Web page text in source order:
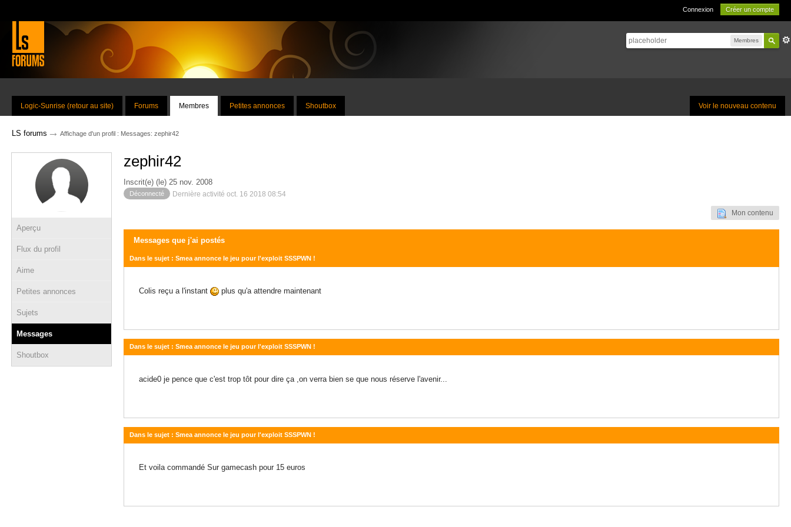
Connexion Créer un compte
Membres
Voir le nouveau contenu
Logic-Sunrise (retour au site) Forums Membres Petites annonces Shoutbox
LS forums → Affichage d'un profil : Messages: zephir42
Aperçu
Flux du profil
Aime
Petites annonces
Sujets
Messages
Shoutbox
zephir42
Inscrit(e) (le) 25 nov. 2008
Déconnecté Dernière activité oct. 16 2018 08:54
Mon contenu
Messages que j'ai postés
Dans le sujet : Smea annonce le jeu pour l'exploit SSSPWN !
Colis reçu a l'instant plus qu'a attendre maintenant
Dans le sujet : Smea annonce le jeu pour l'exploit SSSPWN !
acide0 je pence que c'est trop tôt pour dire ça ,on verra bien se que nous réserve l'avenir...
Dans le sujet : Smea annonce le jeu pour l'exploit SSSPWN !
Et voila commandé Sur gamecash pour 15 euros